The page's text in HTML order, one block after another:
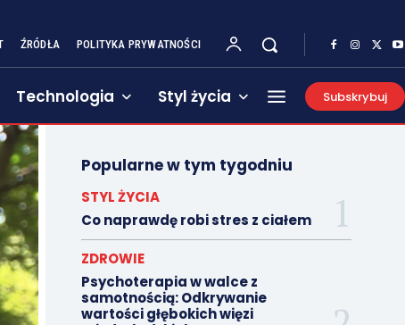
ŹRÓDŁA POLITYKA PRYWATNOŚCI
Technologia Styl życia Subskrybuj
Popularne w tym tygodniu
STYL ŻYCIA
Co naprawdę robi stres z ciałem
ZDROWIE
Psychoterapia w walce z
samotnością: Odkrywanie
wartości głębokich więzi